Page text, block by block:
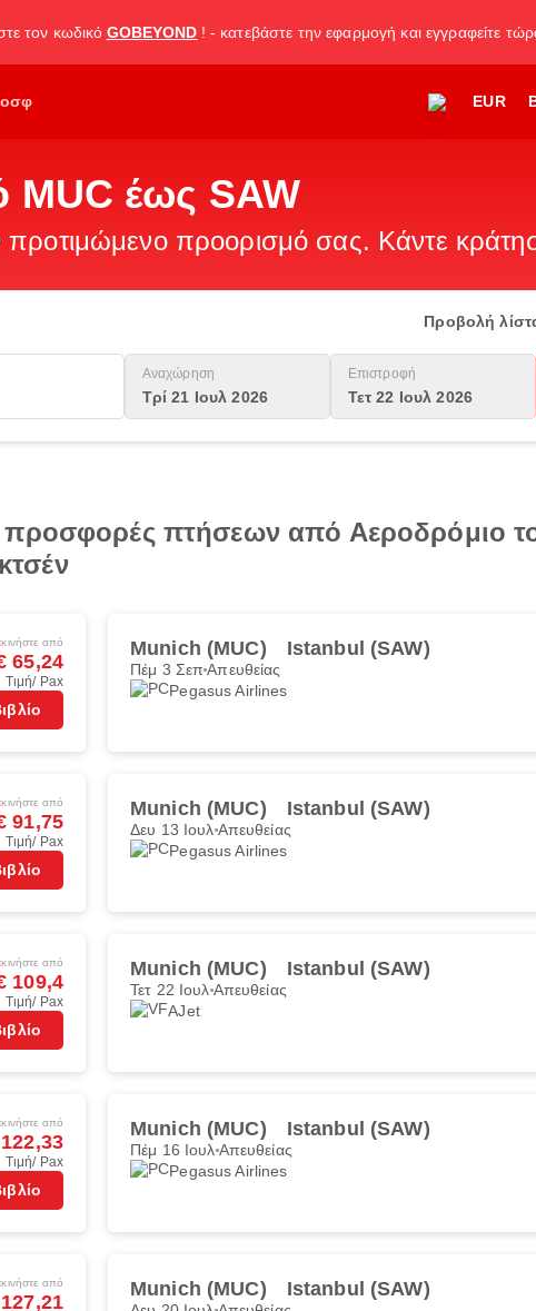
τον κωδικό GOBEYOND ! - κατεβάστε την εφαρμογή και εγγραφείτε
EUR
MUC έως SAW
προορισμό σας. Κάντε
Προβολή
Αναχώρηση
Τρί 21 Ιουλ 2026
Επιστροφή
Τετ 22 Ιουλ 2026
προσφορές πτήσεων από Αεροδρόμιο
από
65,24
Τιμή/ Pax
Munich (MUC) Istanbul (SAW)
Πέμ 3 ΣεπΑπευθείας
Pegasus Airlines
από
91,75
Τιμή/ Pax
Munich (MUC) Istanbul (SAW)
Δευ 13 Ιουλ Απευθείας
Pegasus Airlines
από
109,4
Τιμή/ Pax
Munich (MUC) Istanbul (SAW)
Τετ 22 Ιουλ Απευθείας
AJet
από
Τιμή/ Pax
Munich (MUC) Istanbul (SAW)
Πέμ 16 Ιουλ Απευθείας
Pegasus Airlines
από Munich (MUC) Istanbul (SAW)